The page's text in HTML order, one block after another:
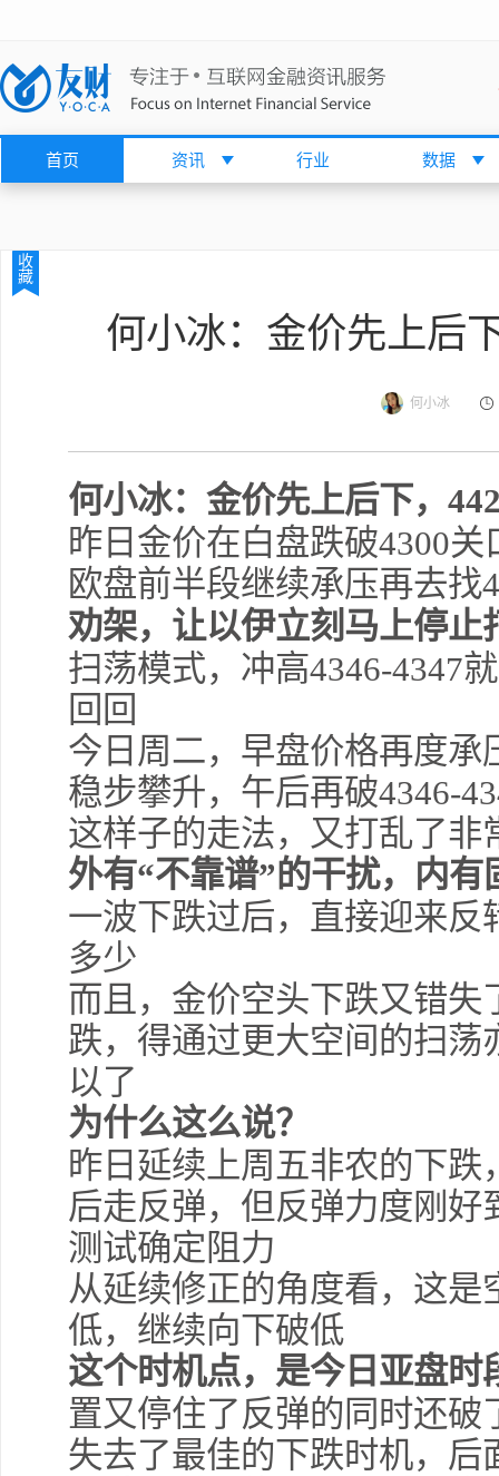
首页 资讯 行业 数据
收
藏
何小冰：金价先上后
何小冰
何小冰：金价先上后下，
昨日金价在白盘跌破4300
欧盘前半段继续承压再去找
劝架，让以伊立刻马上停止
扫荡模式，冲高4346-4347
回回
今日周二，早盘价格再度承
稳步攀升，午后再破4346-
这样子的走法，又打乱了非
外有“不靠谱”的干扰，内
一波下跌过后，直接迎来
多少
而且，金价空头下跌又错
跌，得通过更大空间的扫
以了
为什么这么说？
昨日延续上周五非农的下
后走反弹，但反弹力度刚好
测试确定阻力
从延续修正的角度看，这
低，继续向下破低
这个时机点，是今日亚盘时
置又停住了反弹的同时还破
失去了最佳的下跌时机，后